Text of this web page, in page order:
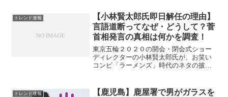
トレンド速報
【小林賢太郎氏即日解任の理由】
言語道断ってなぜ・どうして？菅
首相発言の真相は何かを調査！
東京五輪２０２０の開会・閉会式ショー
ディレクターの小林賢太郎氏が、お笑い
コンビ「ラーメンズ」時代のネタの披露
解任」されました。過去に披露していた
トレンド速報
【鹿児島】鹿屋署で男がガラスを